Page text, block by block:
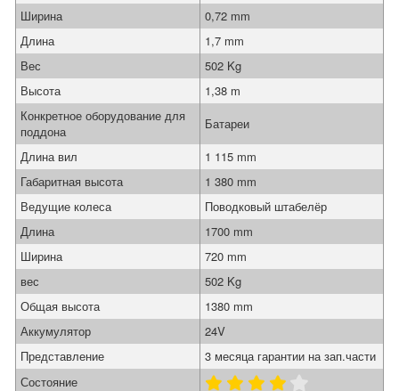
Ширина
0,72 mm
Длина
1,7 mm
Вес
502 Kg
Высота
1,38 m
Конкретное оборудование для
поддона
Батареи
Длина вил
1 115 mm
Габаритная высота
1 380 mm
Ведущие колеса
Поводковый штабелёр
Длина
1700 mm
Ширина
720 mm
вес
502 Kg
Общая высота
1380 mm
Аккумулятор
24V
Представление
3 месяца гарантии на зап.части
Состояние